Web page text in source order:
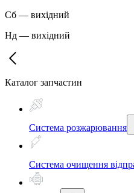
Сб — вихідний
Нд — вихідний
Каталог запчастин
Система розжарювання
Система очищення